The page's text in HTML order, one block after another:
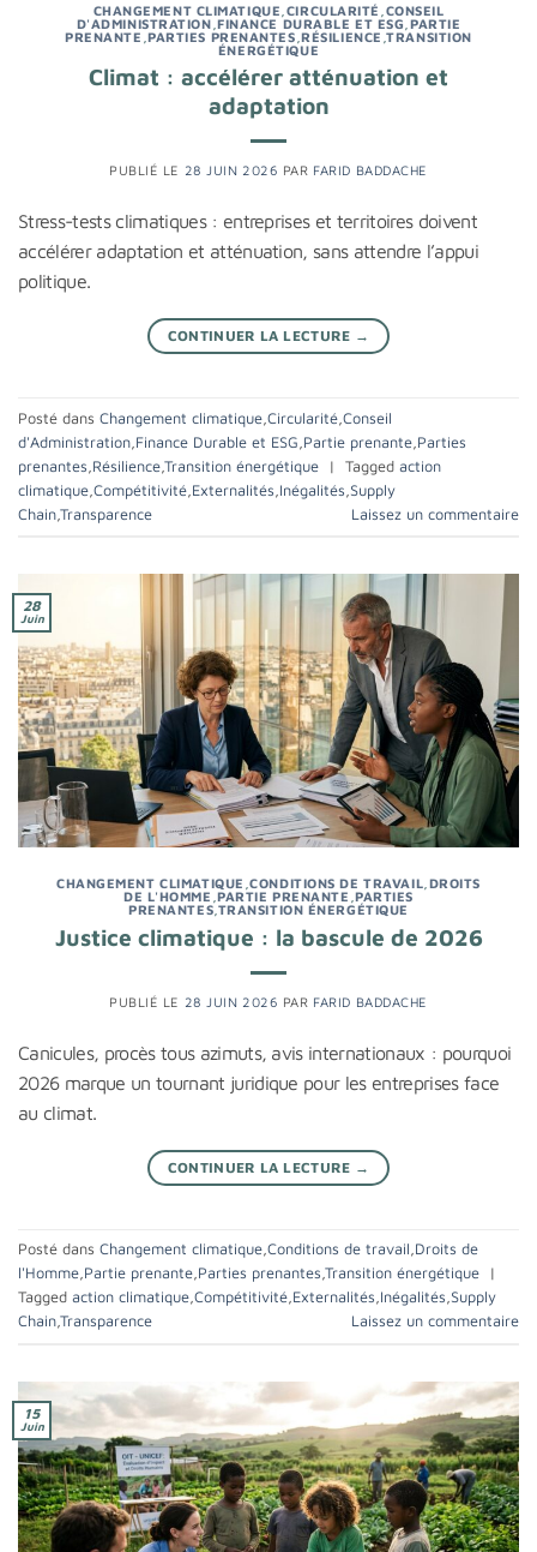
CHANGEMENT CLIMATIQUE CIRCULARITÉ CONSEIL
D'ADMINISTRATION ,FINANCE DURABLE ET ESG ,PARTIE
PRENANTE ,PARTIES PRENANTES ,RÉSILIENCE ,TRANSITION
ÉNERGÉTIQUE
Climat : accélérer atténuation et
adaptation
PUBLIÉ LE 28 JUIN 2026 PAR FARID BADDACHE
Stress-tests climatiques : entreprises et territoires doivent
accélérer adaptation et atténuation, sans attendre l’appui
politique.
CONTINUER LA LECTURE →
Posté dans Changement climatique Circularité Conseil
d'Administration Finance Durable et ESG Partie prenante Parties
prenantes Résilience Transition énergétique | Tagged action
climatique Compétitivité Externalités Inégalités Supply
Chain Transparence Laissez un commentaire
28
Juin
CHANGEMENT CLIMATIQUE ,CONDITIONS DE TRAVAIL DROITS
DE L'HOMME ,PARTIE PRENANTE ,PARTIES
PRENANTES TRANSITION ÉNERGÉTIQUE
Justice climatique : la bascule de 2026
PUBLIÉ LE 28 JUIN 2026 PAR FARID BADDACHE
Canicules, procès tous azimuts, avis internationaux : pourquoi
2026 marque un tournant juridique pour les entreprises face
au climat.
CONTINUER LA LECTURE →
Posté dans Changement climatique,Conditions de travail,Droits de
l'Homme,Partie prenante,Parties prenantes,Transition énergétique
|
Tagged action climatique,Compétitivité,Externalités,Inégalités,Supply
Chain,Transparence Laissez un commentaire
15
Juin